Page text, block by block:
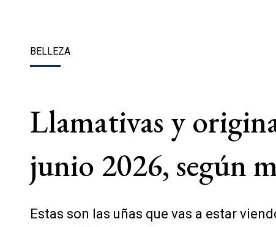
BELLEZA
Llamativas y
junio 2026, según
Estas son las uñas que vas a estar